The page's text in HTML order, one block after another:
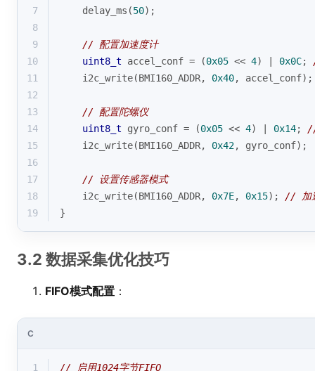
7
    delay_ms(
50);
8
9
// 配置加速度计
10
uint8_t accel_conf = (0x05 << 4) | 0x0C;
11
    i2c_write(BMI160_ADDR,
0x40, accel_conf);
12
13
// 配置陀螺仪
14
uint8_t gyro_conf = (0x05 << 4) | 0x14;
15
    i2c_write(BMI160_ADDR,
0x42, gyro_conf);
16
17
// 设置传感器模式
18
    i2c_write(BMI160_ADDR,
0x7E, 0x15); // 加
19
}
3.2 数据采集优化技巧
FIFO模式配置 ：
C
1
// 启用1024字节FIFO